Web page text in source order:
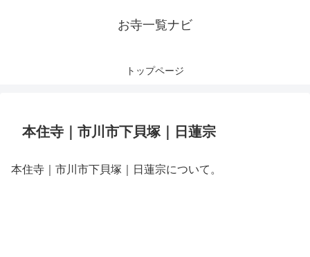
お寺一覧ナビ
トップページ
本住寺｜市川市下貝塚｜日蓮宗
本住寺｜市川市下貝塚｜日蓮宗について。